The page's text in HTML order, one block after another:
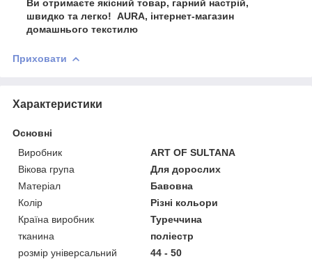
Ви отримаєте якісний товар, гарний настрій,
швидко та легко! AURA, інтернет-магазин
домашнього текстилю
Приховати
Характеристики
Основні
Виробник
ART OF SULTANA
Вікова група
Для дорослих
Матеріал
Бавовна
Колір
Різні кольори
Країна виробник
Туреччина
тканина
поліестр
розмір універсальний
44 - 50